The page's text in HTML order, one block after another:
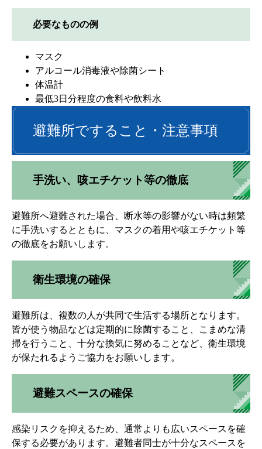
必要なものの例
マスク
アルコール消毒液や除菌シート
体温計
最低3日分程度の食料や飲料水
避難所ですること・注意事項
手洗い、咳エチケット等の徹底
避難所へ避難された場合、断水等の影響がない時は頻繁
に手洗いするとともに、マスクの着用や咳エチケット等
の徹底をお願いします。
衛生環境の確保
避難所は、複数の人が共同で生活する場所となります。
皆が使う物品などは定期的に除菌すること、こまめな清
掃を行うこと、十分な換気に努めることなど、衛生環境
が保たれるようご協力をお願いします。
避難スペースの確保
感染リスクを抑えるため、通常よりも広いスペースを確
保する必要があります。避難者同士が十分なスペースを